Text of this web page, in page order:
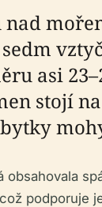
nad
asi
stojí
podporuje